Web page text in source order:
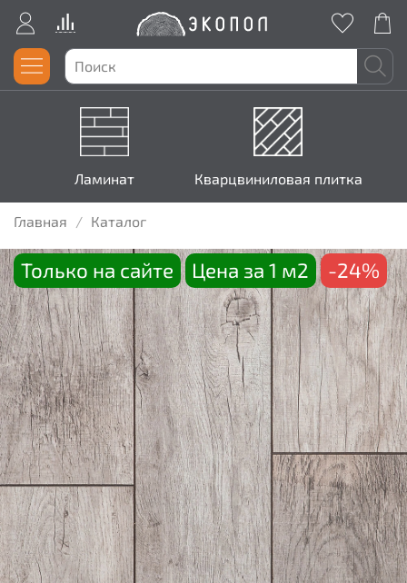
Ламинат Кварцвиниловая плитка
Главная Каталог
Только на сайте Цена за 1 м2 -24%